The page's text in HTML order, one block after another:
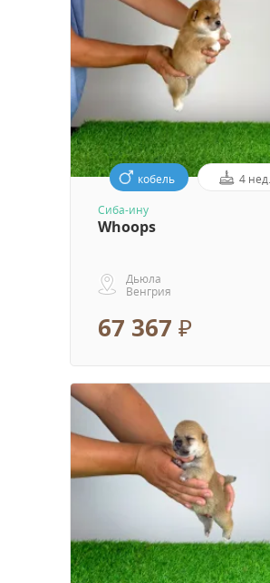
кобель 4 нед.
Сиба-ину
Whoops
Дьюла
Венгрия
67 367 ₽